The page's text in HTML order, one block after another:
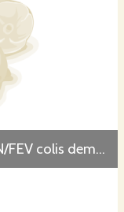
PRE RESERVATION LIVRAISON JAN/FEV colis demi-agneau bio